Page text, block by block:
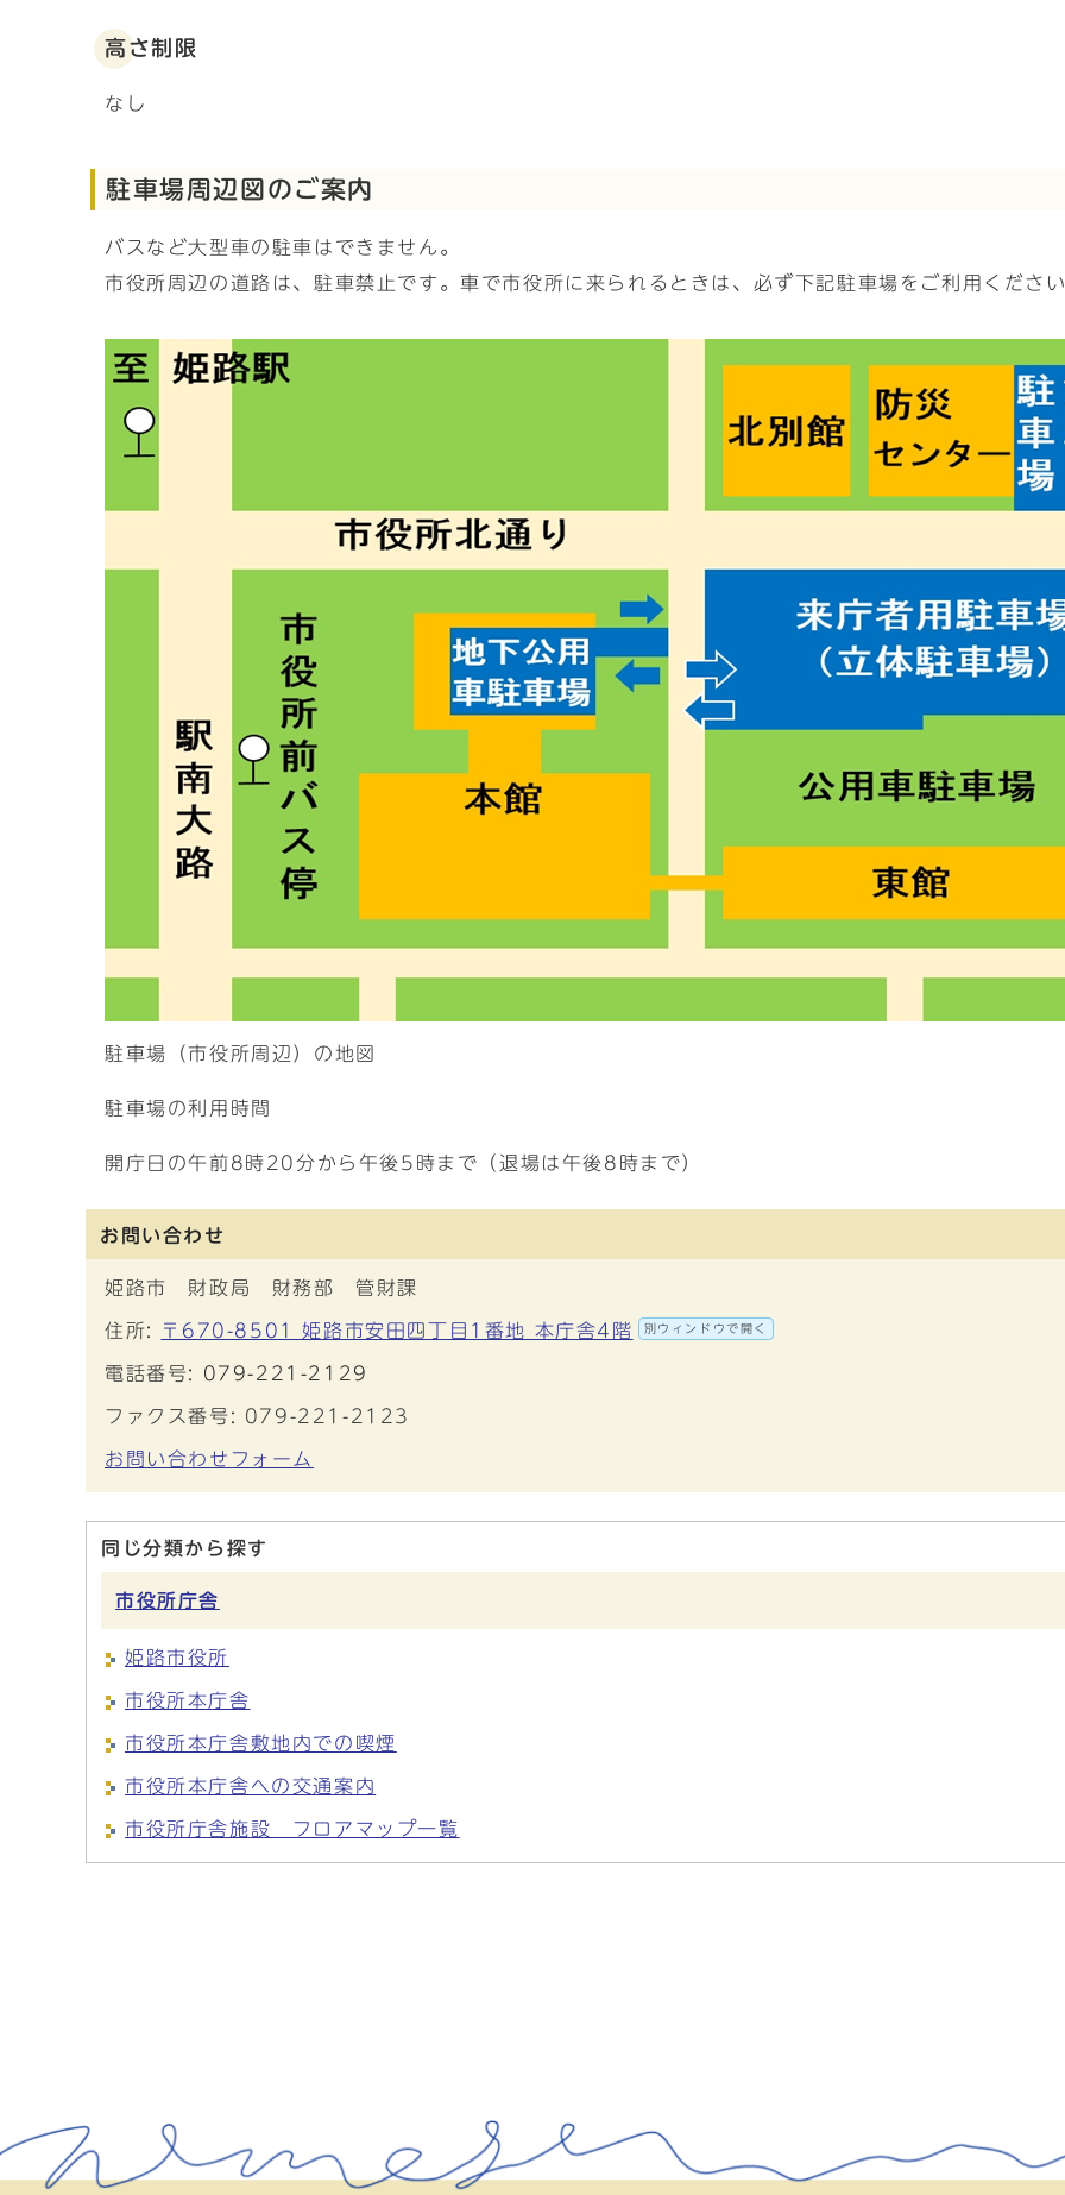
高さ制限
なし
駐車場周辺図のご案内
バスなど大型車の駐車はできません。
市役所周辺の道路は、駐車禁止です。車で市役所に来られるときは、必ず下記駐車場をご利用くださ
駐車場（市役所周辺）の地図
駐車場の利用時間
開庁日の午前8時20分から午後5時まで（退場は午後8時まで）
お問い合わせ
姫路市 財政局 財務部 管財課
住所: 〒670-8501 姫路市安田四丁目1番地 本庁舎4階 別ウィンドウで開く
電話番号: 079-221-2129
ファクス番号: 079-221-2123
お問い合わせフォーム
同じ分類から探す
市役所庁舎
姫路市役所
市役所本庁舎
市役所本庁舎敷地内での喫煙
市役所本庁舎への交通案内
市役所庁舎施設 フロアマップ一覧